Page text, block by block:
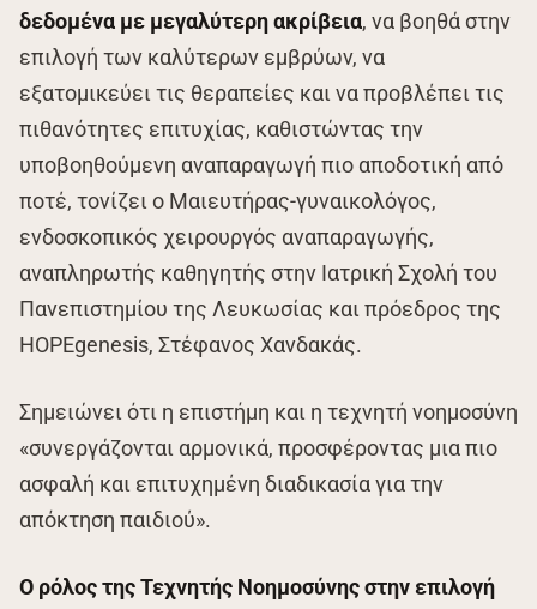
δεδομένα με μεγαλύτερη ακρίβεια, να βοηθά στην
επιλογή των καλύτερων εμβρύων, να
εξατομικεύει τις θεραπείες και να προβλέπει τις
πιθανότητες επιτυχίας, καθιστώντας την
υποβοηθούμενη αναπαραγωγή πιο αποδοτική από
ποτέ, τονίζει ο Mαιευτήρας-γυναικολόγος,
ενδοσκοπικός χειρουργός αναπαραγωγής,
αναπληρωτής καθηγητής στην Ιατρική Σχολή του
Πανεπιστημίου της Λευκωσίας και πρόεδρος της
HOPEgenesis, Στέφανος Χανδακάς.
Σημειώνει ότι η επιστήμη και η τεχνητή νοημοσύνη
«συνεργάζονται αρμονικά, προσφέροντας μια πιο
ασφαλή και επιτυχημένη διαδικασία για την
απόκτηση παιδιού».
Ο ρόλος της Τεχνητής Νοημοσύνης στην επιλογή